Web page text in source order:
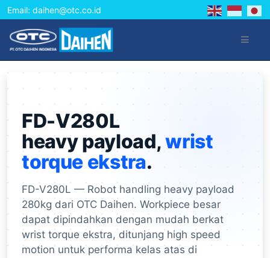
Email: daihen@otc.co.id
FD-V280L
heavy payload,wrist
torque ekstra.
FD-V280L — Robot handling heavy payload
280kg dari OTC Daihen. Workpiece besar
dapat dipindahkan dengan mudah berkat
wrist torque ekstra, ditunjang high speed
motion untuk performa kelas atas di